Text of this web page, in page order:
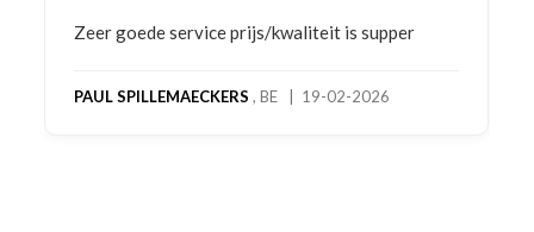
Bestelling gedaan vanwege goede prijzen en
bestelling al ontvangen met gifts, waardoor je